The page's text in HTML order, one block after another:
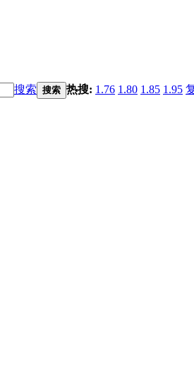
搜索 搜索 热搜: 1.76 1.80 1.85 1.95